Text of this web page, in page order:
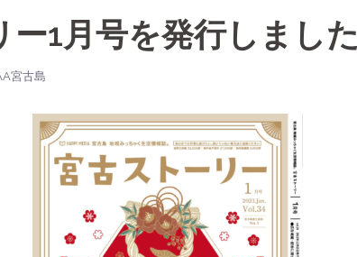
ー1月号を発行しました
宮古島